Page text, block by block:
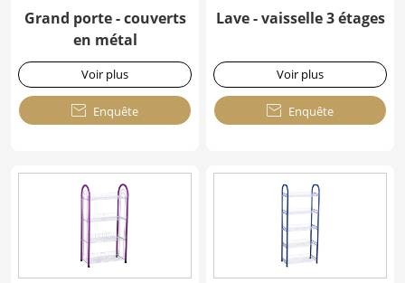
Grand porte - couverts
en métal
Voir plus
 Enquête
Lave - vaisselle 3 étages
Voir plus
 Enquête